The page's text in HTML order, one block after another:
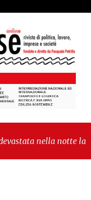
nella notte la Villa
economiche"